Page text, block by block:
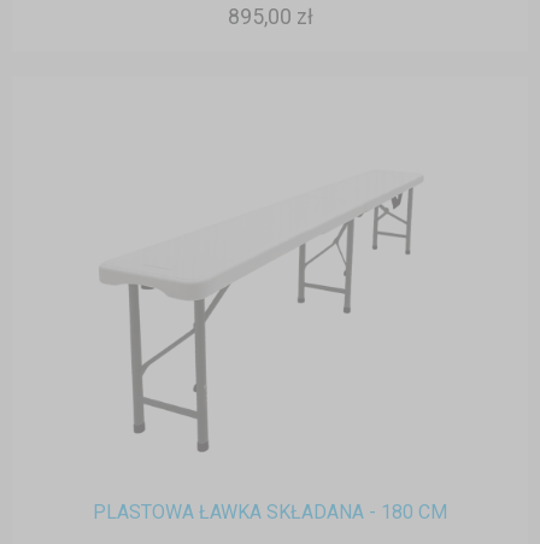
895,00 zł
PLASTOWA ŁAWKA SKŁADANA - 180 CM